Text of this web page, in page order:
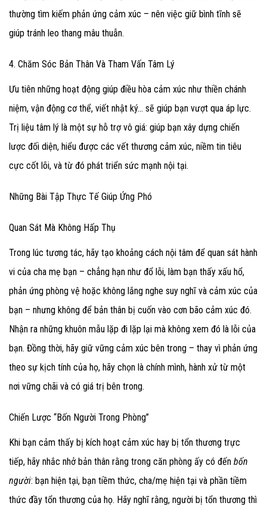
thường tìm kiếm phản ứng cảm xúc – nên việc giữ bình tĩnh sẽ
giúp tránh leo thang mâu thuẫn.
4. Chăm Sóc Bản Thân Và Tham Vấn Tâm Lý
Ưu tiên những hoạt động giúp điều hòa cảm xúc như thiền chánh
niệm, vận động cơ thể, viết nhật ký… sẽ giúp bạn vượt qua áp lực.
Trị liệu tâm lý là một sự hỗ trợ vô giá: giúp bạn xây dựng chiến
lược đối diện, hiểu được các vết thương cảm xúc, niềm tin tiêu
cực cốt lõi, và từ đó phát triển sức mạnh nội tại.
Những Bài Tập Thực Tế Giúp Ứng Phó
Quan Sát Mà Không Hấp Thụ
Trong lúc tương tác, hãy tạo khoảng cách nội tâm để quan sát hành
vi của cha mẹ bạn – chẳng hạn như đổ lỗi, làm bạn thấy xấu hổ,
phản ứng phòng vệ hoặc không lắng nghe suy nghĩ và cảm xúc của
bạn – nhưng không để bản thân bị cuốn vào cơn bão cảm xúc đó.
Nhận ra những khuôn mẫu lặp đi lặp lại mà không xem đó là lỗi của
bạn. Đồng thời, hãy giữ vững cảm xúc bên trong – thay vì phản ứng
theo sự kịch tính của họ, hãy chọn là chính mình, hành xử từ một
nơi vững chãi và có giá trị bên trong.
Chiến Lược “Bốn Người Trong Phòng”
Khi bạn cảm thấy bị kích hoạt cảm xúc hay bị tổn thương trực
tiếp, hãy nhắc nhở bản thân rằng trong căn phòng ấy có đến bốn
người: bạn hiện tại, bạn tiềm thức, cha/mẹ hiện tại và phần tiềm
thức đầy tổn thương của họ. Hãy nghĩ rằng, người bị tổn thương thì